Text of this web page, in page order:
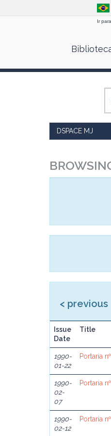
Ir
DSPACE MJ
< previous
Issue
Date
Title
1990-
01-22
Portaria
1990-
02-
07
Portaria
1990-
02-12
Portaria